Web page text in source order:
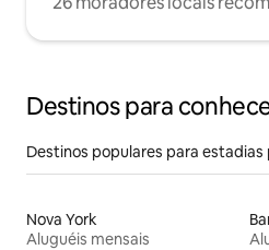
Destinos para
Destinos populares para estadias
Nova York
Aluguéis mensais